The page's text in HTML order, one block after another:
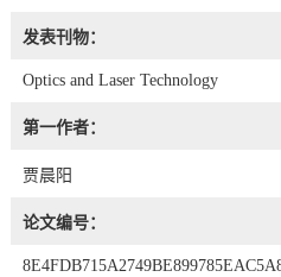
发表刊物：
Optics and Laser Technology
第一作者：
贾晨阳
论文编号：